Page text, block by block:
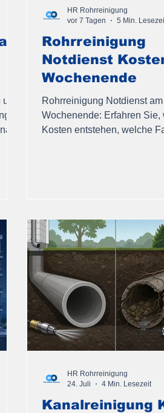
Rohrreinigung
Notdienst
Wochenende
Rohrreinigung Notdienst am
Wochenende: Erfahren Sie,
Kosten entstehen, welche
HR Rohrreinigung
vor 7 Tagen
5 Min.
Kanalreinigung
HR Rohrreinigung
24. Juli
4 Min. Lesezeit